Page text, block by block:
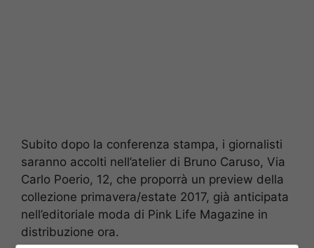
Subito dopo la conferenza stampa, i giornalisti
saranno accolti nell’atelier di Bruno Caruso, Via
Carlo Poerio, 12, che proporrà un preview della
collezione primavera/estate 2017, già anticipata
nell’editoriale moda di Pink Life Magazine in
distribuzione ora.